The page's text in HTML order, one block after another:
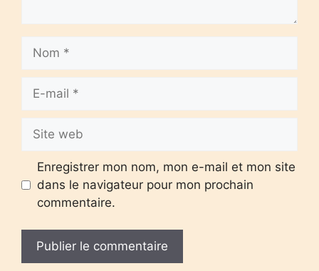
mail
web
Enregistrer mon nom, mon e-mail et mon site
dans le navigateur pour mon prochain
commentaire.